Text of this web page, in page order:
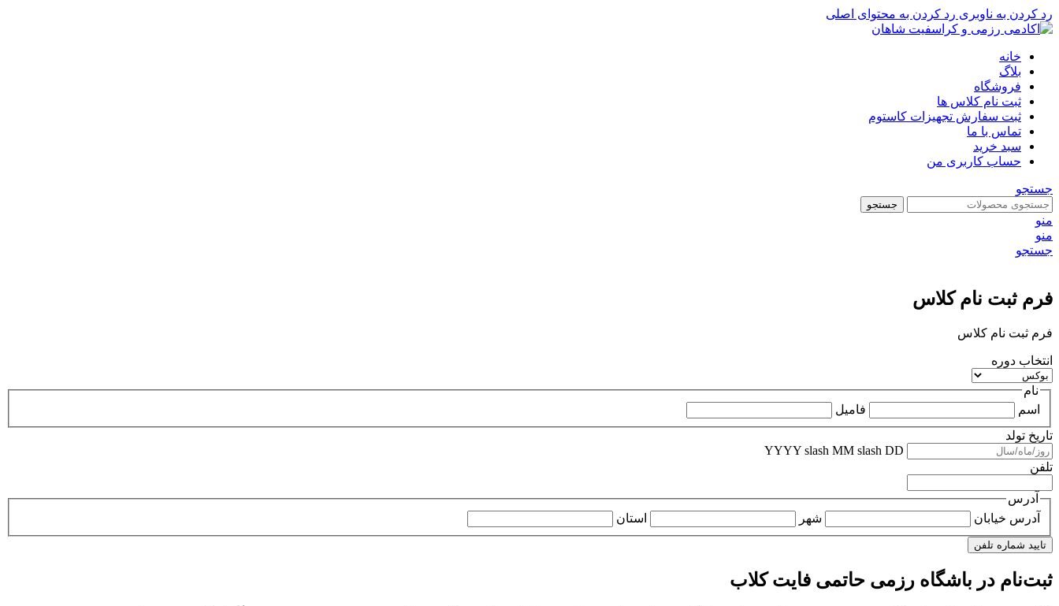
رد کردن به ناوبری رد کردن به محتوای اصلی
خانه
بلاگ
فروشگاه
ثبت نام کلاس ها
ثبت سفارش تجهیزات کاستوم
تماس با ما
سبد خرید
حساب کاربری من
جستجو
جستجو
منو
منو
جستجو
فرم ثبت نام کلاس
فرم ثبت نام کلاس
انتخاب دوره
نام
اسم
فامیل
تاریخ تولد
YYYY slash MM slash DD
تلفن
آدرس
آدرس خیابان
شهر استان
ثبت‌نام در باشگاه رزمی حاتمی فایت کلاب